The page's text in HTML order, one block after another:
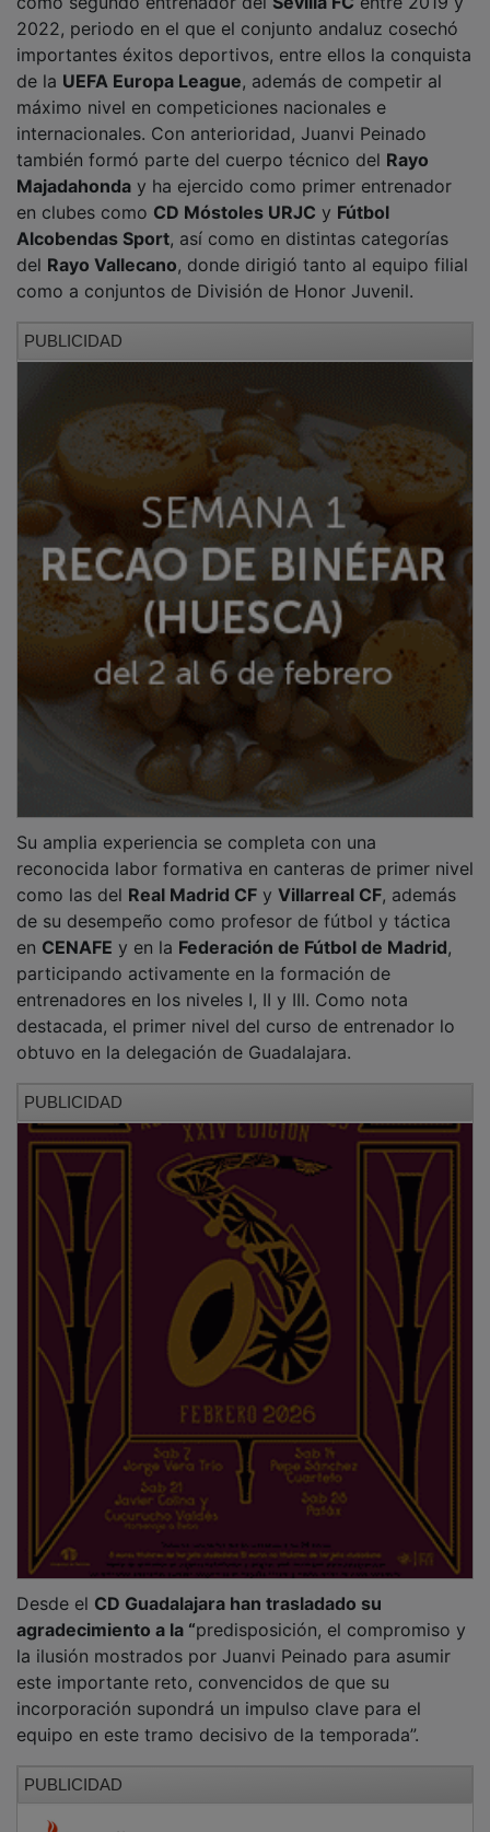
2022, periodo en el que el conjunto andaluz cosechó
importantes éxitos deportivos, entre ellos la conquista
de la UEFA Europa League, además de competir al
máximo nivel en competiciones nacionales e
internacionales. Con anterioridad, Juanvi Peinado
también formó parte del cuerpo técnico delRayo
Majadahonday ha ejercido como primer entrenador
en clubes como CD Móstoles URJC yFútbol
Alcobendas Sport, así como en distintas categorías
delRayo Vallecano , donde dirigió tanto al equipo filial
como a conjuntos de División de Honor Juvenil.
reconocida labor formativa en canteras de primer nivel
como las delReal Madrid CFyVillarreal CF, además
de su desempeño como profesor de fútbol y táctica
en CENAFEy en laFederación de Fútbol de Madrid,
participando activamente en la formación de
entrenadores en los niveles I, II y III. Como nota
destacada, el primer nivel del curso de entrenador lo
obtuvo en la delegación de Guadalajara.
agradecimiento a la “predisposición, el compromiso y
la ilusión mostrados por Juanvi Peinado para asumir
este importante reto, convencidos de que su
incorporación supondrá un impulso clave para el
equipo en este tramo decisivo de la temporada”.